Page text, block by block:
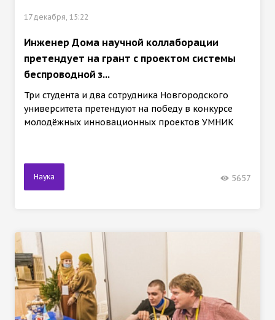
17 декабря, 15:22
Инженер Дома научной коллаборации
претендует на грант с проектом системы
беспроводной з...
Три студента и два сотрудника Новгородского
университета претендуют на победу в конкурсе
молодёжных инновационных проектов УМНИК
Наука 5657